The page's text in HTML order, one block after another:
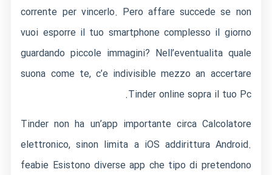
corrente per vincerlo. Pero affare succede se non
vuoi esporre il tuo smartphone complesso il giorno
guardando piccole immagini? Nell’eventualita quale
suona come te, c’e indivisible mezzo an accertare
Tinder online sopra il tuo Pc.
Tinder non ha un’app importante circa Calcolatore
elettronico, sinon limita a iOS addirittura Android.
feabie Esistono diverse app che tipo di pretendono